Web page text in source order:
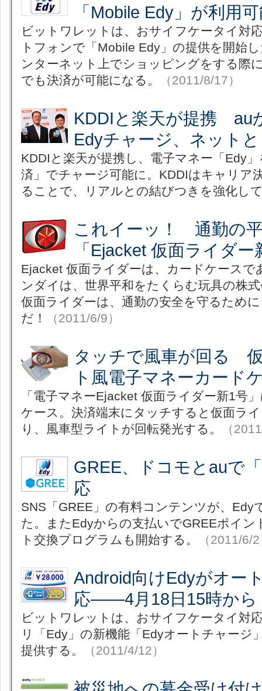
「Mobile Edy」が利用
ビットワレットは、おサイフケータイ対
トフォンで「Mobile Edy」の提供を開始
ンターネット上でショッピングをする際
でも決済が可能になる。
（2011/8/17）
KDDIと楽天が提携 au
Edyチャージ、ネット
KDDIと楽天が提携し、電子マネー「Edy
済」でチャージ可能に。KDDIはキャリア
ることで、リアルとの結びつきを強化し
これイーッ！ 通勤の
「Ejacket 仮面ライダー
Ejacket 仮面ライダーは、カードケースで
ンダイは、世界平和をたくらむ玩具の株
仮面ライダーは、通勤の安全を守るため
だ！
（2011/6/9）
タッチで風車が回る
ト風電子マネーカード
「電子マネーEjacket 仮面ライダー新1号
ケース。決済端末にタッチすると仮面ラ
り、風車型ライトが回転発光する。
（
GREE、ドコモとauで
応
SNS「GREE」の有料コンテンツが、Edy
た。またEdyからの支払いでGREEポイン
ト交換プログラムも開始する。
（2011/6/
Android向けEdyがオー
応――4月18日15時から
ビットワレットは、おサイフケータイ対
リ「Edy」の新機能「Edyオートチャージ
提供する。
（2011/4/12）